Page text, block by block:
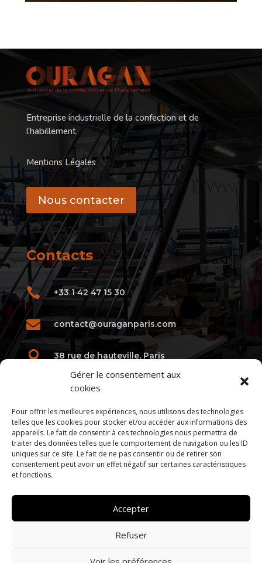
Gérer le consentement aux
cookies
Pour offrir les meilleures expériences, nous utilisons des technologies
telles que les cookies pour stocker et/ou accéder aux informations des
appareils. Le fait de consentir à ces technologies nous permettra de
traiter des données telles que le comportement de navigation ou les ID
uniques sur ce site. Le fait de ne pas consentir ou de retirer son
consentement peut avoir un effet négatif sur certaines caractéristiques
et fonctions.
Accepter
Refuser
Entreprise industrielle de la confection et de
l’habillement.
Mentions Légales
Nous contacter
Contacts
 +33 1 42 47 15 30
 contact@ouraganparis.com
 38 rue de hauteville, Paris
Galerie